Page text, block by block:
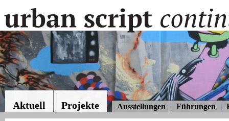
Aktuell Projekte Ausstellungen Führungen